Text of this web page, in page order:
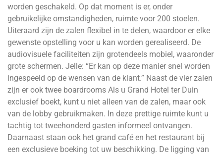
worden geschakeld. Op dat moment is er, onder
gebruikelijke omstandigheden, ruimte voor 200 stoelen.
Uiteraard zijn de zalen flexibel in te delen, waardoor er elke
gewenste opstelling voor u kan worden gerealiseerd. De
audiovisuele faciliteiten zijn grotendeels mobiel, waaronder
grote schermen. Jelle: “Er kan op deze manier snel worden
ingespeeld op de wensen van de klant.” Naast de vier zalen
zijn er ook twee boardrooms Als u Grand Hotel ter Duin
exclusief boekt, kunt u niet alleen van de zalen, maar ook
van de lobby gebruikmaken. In deze prettige ruimte kunt u
tachtig tot tweehonderd gasten informeel ontvangen.
Daarnaast staan ook het grand café en het restaurant bij
een exclusieve boeking tot uw beschikking. De ligging van